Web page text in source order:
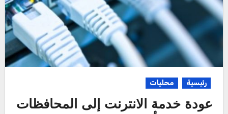
رئيسية محليات
عودة خدمة الانترنت إلى المحافظات